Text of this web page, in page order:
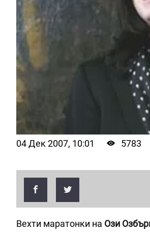
04 Дек 2007, 10:01 5783
Вехти маратонки на Ози